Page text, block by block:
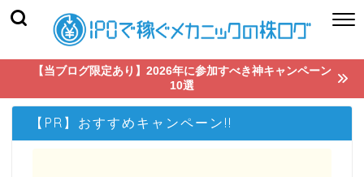
【当ブログ限定あり】2026年に参加すべき神キャンペーン
10選
【PR】おすすめキャンペーン!!